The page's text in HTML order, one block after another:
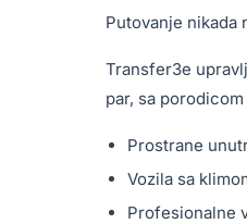
Putovanje nikada
Transfer3e
par, sa
Prostrane
Vozila sa
Profesionalne